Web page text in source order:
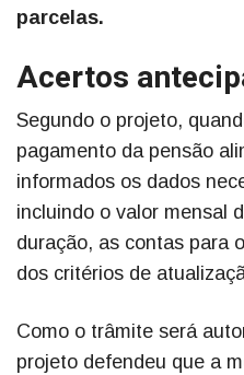
parcelas.
Acertos
Segundo o projeto,
pagamento da pensão
informados os dados
incluindo o valor mensal
duração, as contas para
dos critérios de
Como o trâmite será
projeto defendeu que a